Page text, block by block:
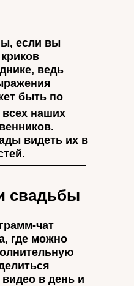
чат
где можно
в день и
наших
видеть их в
если вы
ведь
быть по
свадьбы